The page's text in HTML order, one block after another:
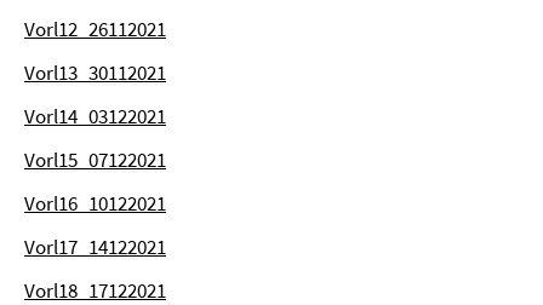
Vorl12_26112021
Vorl13_30112021
Vorl14_03122021
Vorl15_07122021
Vorl16_10122021
Vorl17_14122021
Vorl18_17122021